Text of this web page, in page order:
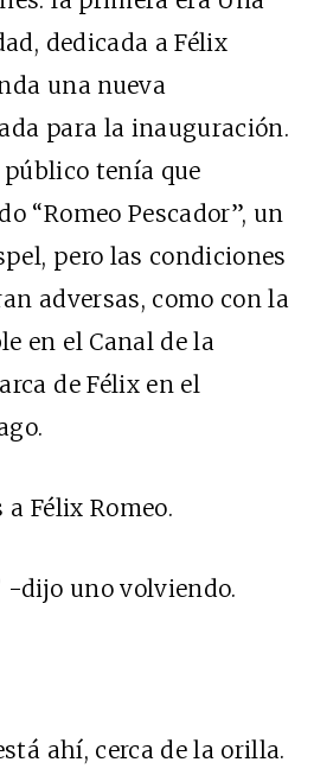
dedicada a Félix
una nueva
para la inauguración.
tenía que
“Romeo Pescador”, un
pero las condiciones
adversas, como con la
en el Canal de la
de Félix en el
Félix Romeo.
-dijo uno volviendo.
ahí, cerca de la orilla.